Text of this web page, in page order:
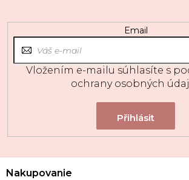
Email
Vložením e-mailu súhlasíte s
ochrany osobných
Z
Nakupovanie